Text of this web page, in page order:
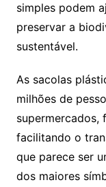
simples podem
preservar a
sustentável.
As sacolas
milhões de
supermercados,
facilitando o
que parece ser
dos maiores